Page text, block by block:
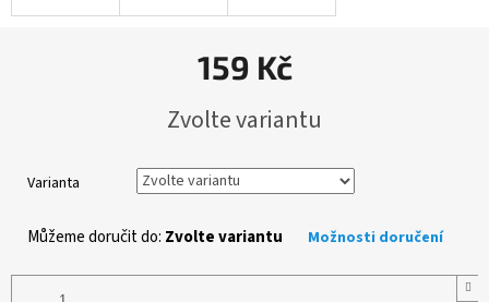
159 Kč
cena:
Zvolte variantu
Varianta
Můžeme doručit do: Zvolte variantu Možnosti doručení